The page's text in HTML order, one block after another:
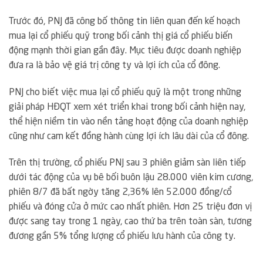
Trước đó, PNJ đã công bố thông tin liên quan đến kế hoạch
mua lại cổ phiếu quỹ trong bối cảnh thị giá cổ phiếu biến
động mạnh thời gian gần đây. Mục tiêu được doanh nghiệp
đưa ra là bảo vệ giá trị công ty và lợi ích của cổ đông.
PNJ cho biết việc mua lại cổ phiếu quỹ là một trong những
giải pháp HĐQT xem xét triển khai trong bối cảnh hiện nay,
thể hiện niềm tin vào nền tảng hoạt động của doanh nghiệp
cũng như cam kết đồng hành cùng lợi ích lâu dài của cổ đông.
Trên thị trường, cổ phiếu PNJ sau 3 phiên giảm sàn liên tiếp
dưới tác động của vụ bê bối buôn lậu 28.000 viên kim cương,
phiên 8/7 đã bất ngờy tăng 2,36% lên 52.000 đồng/cổ
phiếu và đóng cửa ở mức cao nhất phiên. Hơn 25 triệu đơn vị
được sang tay trong 1 ngày, cao thứ ba trên toàn sàn, tương
đương gần 5% tổng lượng cổ phiếu lưu hành của công ty.